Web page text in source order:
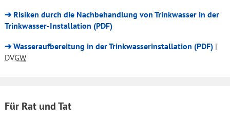
➜ Risiken durch die Nachbehandlung von Trinkwasser in der
Trinkwasser-Installation (PDF)
➜ Wasseraufbereitung in der Trinkwasserinstallation (PDF) |
DVGW
Für Rat und Tat